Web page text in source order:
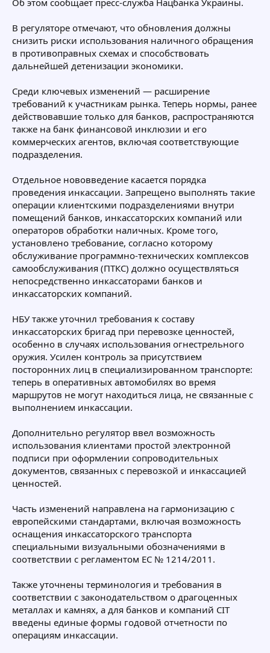
В регуляторе отмечают, что обновления должны
снизить риски использования наличного обращения
в противоправных схемах и способствовать
дальнейшей детенизации экономики.
Среди ключевых изменений — расширение
требований к участникам рынка. Теперь нормы, ранее
действовавшие только для банков, распространяются
также на банк финансовой инклюзии и его
коммерческих агентов, включая соответствующие
подразделения.
Отдельное нововведение касается порядка
проведения инкассации. Запрещено выполнять такие
операции клиентскими подразделениями внутри
помещений банков, инкассаторских компаний или
операторов обработки наличных. Кроме того,
установлено требование, согласно которому
обслуживание программно-технических комплексов
самообслуживания (ПТКС) должно осуществляться
непосредственно инкассаторами банков и
инкассаторских компаний.
НБУ также уточнил требования к составу
инкассаторских бригад при перевозке ценностей,
особенно в случаях использования огнестрельного
оружия. Усилен контроль за присутствием
посторонних лиц в специализированном транспорте:
теперь в оперативных автомобилях во время
маршрутов не могут находиться лица, не связанные с
выполнением инкассации.
Дополнительно регулятор ввел возможность
использования клиентами простой электронной
подписи при оформлении сопроводительных
документов, связанных с перевозкой и инкассацией
ценностей.
Часть изменений направлена на гармонизацию с
европейскими стандартами, включая возможность
оснащения инкассаторского транспорта
специальными визуальными обозначениями в
соответствии с регламентом ЕС № 1214/2011.
Также уточнены терминология и требования в
соответствии с законодательством о драгоценных
металлах и камнях, а для банков и компаний СІТ
введены единые формы годовой отчетности по
операциям инкассации.